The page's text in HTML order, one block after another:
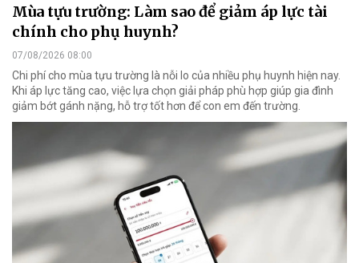
Mùa tựu trường: Làm sao để giảm áp lực tài
chính cho phụ huynh?
07/08/2026 08:00
Chi phí cho mùa tựu trường là nỗi lo của nhiều phụ huynh hiện nay.
Khi áp lực tăng cao, việc lựa chọn giải pháp phù hợp giúp gia đình
giảm bớt gánh nặng, hỗ trợ tốt hơn để con em đến trường.